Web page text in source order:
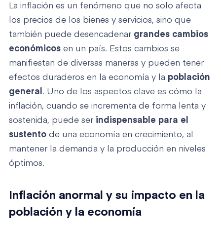
La inflación es un fenómeno que no solo afecta
los precios de los bienes y servicios, sino que
también puede desencadenar grandes cambios
económicos en un país. Estos cambios se
manifiestan de diversas maneras y pueden tener
efectos duraderos en la economía y la población
general . Uno de los aspectos clave es cómo la
inflación, cuando se incrementa de forma lenta y
sostenida, puede ser indispensable para el
sustento de una economía en crecimiento, al
mantener la demanda y la producción en niveles
óptimos.
Inflación anormal y su impacto en la
población y la economía